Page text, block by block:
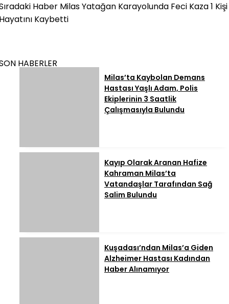
Haber Milas Yatağan Karayolunda Feci Kaza 1 Kişi
Kaybetti
HABERLER
Milas’ta Kaybolan Demans
Hastası Yaşlı Adam, Polis
Ekiplerinin 3 Saatlik
Çalışmasıyla Bulundu
Kayıp Olarak Aranan Hafize
Kahraman Milas’ta
Vatandaşlar Tarafından Sağ
Salim Bulundu
Kuşadası’ndan Milas’a Giden
Alzheimer Hastası Kadından
Haber Alınamıyor